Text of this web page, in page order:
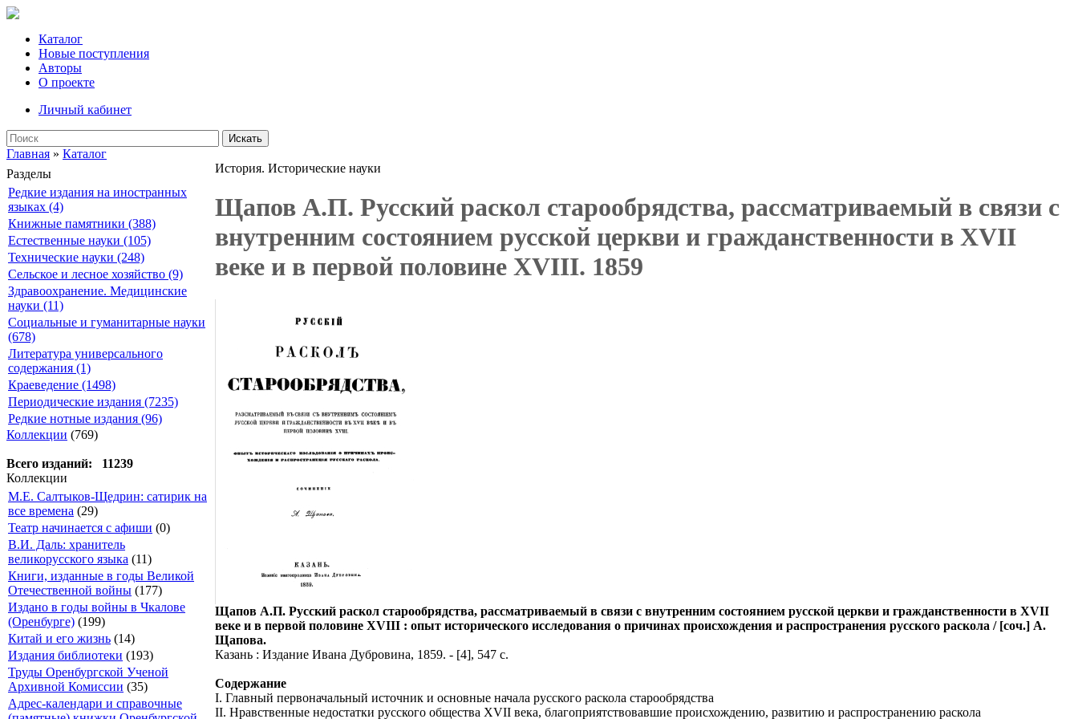
Каталог
Новые поступления
Авторы
О проекте
Личный кабинет
Искать
Главная » Каталог
Разделы
Редкие издания на иностранных
языках (4)
Книжные памятники (388)
Естественные науки (105)
Технические науки (248)
Сельское и лесное хозяйство (9)
Здравоохранение. Медицинские
науки (11)
Социальные и гуманитарные науки
(678)
Литература универсального
содержания (1)
Краеведение (1498)
Периодические издания (7235)
Редкие нотные издания (96)
Коллекции (769)
Всего изданий: 11239
Коллекции
М.Е. Салтыков-Щедрин: сатирик на
все времена (29)
Театр начинается с афиши (0)
В.И. Даль: хранитель
великорусского языка (11)
Книги, изданные в годы Великой
Отечественной войны (177)
Издано в годы войны в Чкалове
(Оренбурге) (199)
Китай и его жизнь (14)
Издания библиотеки (193)
Труды Оренбургской Ученой
Архивной Комиссии (35)
Адрес-календари и справочные
История. Исторические науки
Щапов А.П. Русский раскол старообрядства, рассматриваемый в связи с
внутренним состоянием русской церкви и гражданственности в XVII
веке и в первой половине XVIII. 1859
Щапов А.П. Русский раскол старообрядства, рассматриваемый в связи с внутренним состоянием русской церкви и гражданственности в XVII
веке и в первой половине XVIII : опыт исторического исследования о причинах происхождения и распространения русского раскола / [соч.] А.
Щапова.
Казань : Издание Ивана Дубровина, 1859. - [4], 547 с.
Содержание
I. Главный первоначальный источник и основные начала русского раскола старообрядства
II. Нравственные недостатки русского общества XVII века, благоприятствовавшие происхождению, развитию и распространению раскола